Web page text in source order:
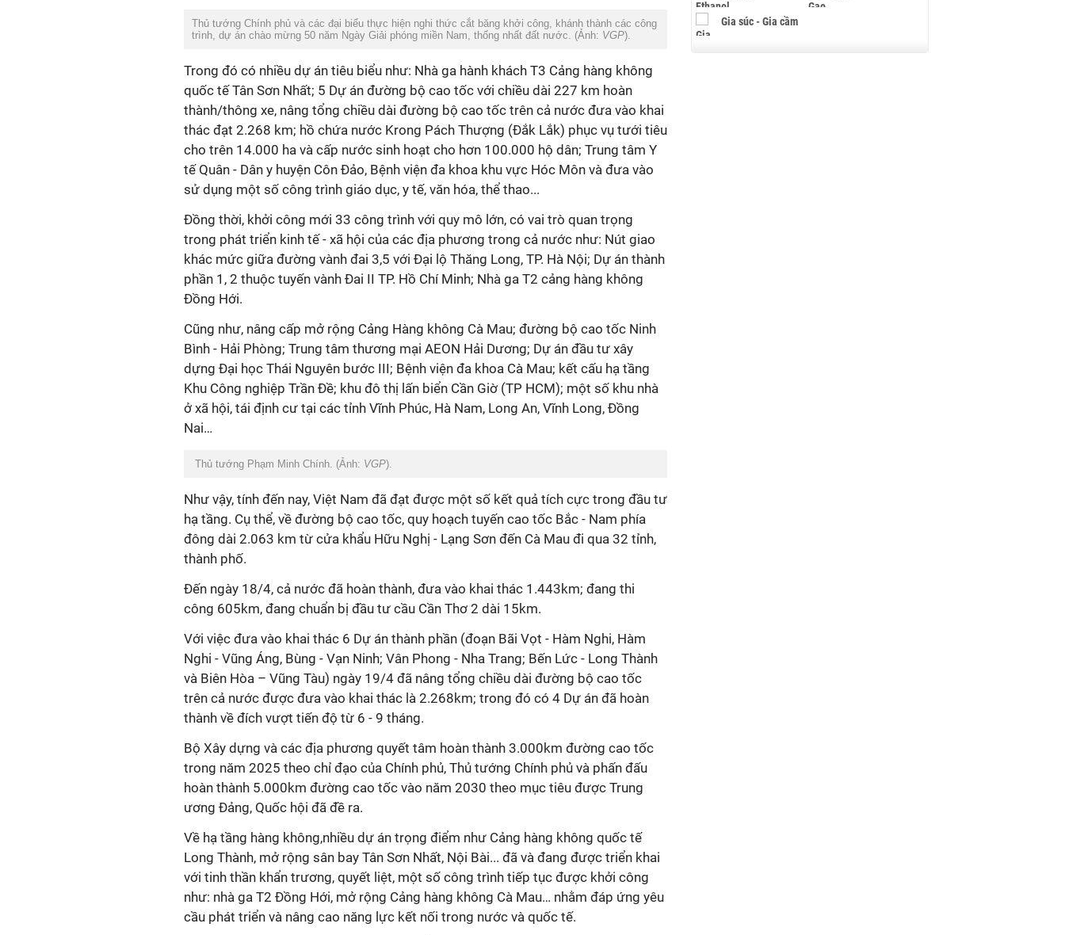
Thủ tướng Chính phủ và các đại biểu thực hiện nghi thức cắt băng khởi công, khánh thành các công
trình, dự án chào mừng 50 năm Ngày Giải phóng miền Nam, thống nhất đất nước. (Ảnh: VGP).
Trong đó có nhiều dự án tiêu biểu như: Nhà ga hành khách T3 Cảng hàng không
quốc tế Tân Sơn Nhất; 5 Dự án đường bộ cao tốc với chiều dài 227 km hoàn
thành/thông xe, nâng tổng chiều dài đường bộ cao tốc trên cả nước đưa vào khai
thác đạt 2.268 km; hồ chứa nước Krong Pách Thượng (Đắk Lắk) phục vụ tưới tiêu
cho trên 14.000 ha và cấp nước sinh hoạt cho hơn 100.000 hộ dân; Trung tâm Y
tế Quân - Dân y huyện Côn Đảo, Bệnh viện đa khoa khu vực Hóc Môn và đưa vào
sử dụng một số công trình giáo dục, y tế, văn hóa, thể thao...
Đồng thời, khởi công mới 33 công trình với quy mô lớn, có vai trò quan trọng
trong phát triển kinh tế - xã hội của các địa phương trong cả nước như: Nút giao
khác mức giữa đường vành đai 3,5 với Đại lộ Thăng Long, TP. Hà Nội; Dự án thành
phần 1, 2 thuộc tuyến vành Đai II TP. Hồ Chí Minh; Nhà ga T2 cảng hàng không
Đồng Hới.
Cũng như, nâng cấp mở rộng Cảng Hàng không Cà Mau; đường bộ cao tốc Ninh
Bình - Hải Phòng; Trung tâm thương mại AEON Hải Dương; Dự án đầu tư xây
dựng Đại học Thái Nguyên bước III; Bệnh viện đa khoa Cà Mau; kết cấu hạ tầng
Khu Công nghiệp Trần Đề; khu đô thị lấn biển Cần Giờ (TP HCM); một số khu nhà
ở xã hội, tái định cư tại các tỉnh Vĩnh Phúc, Hà Nam, Long An, Vĩnh Long, Đồng
Nai…
Thủ tướng Phạm Minh Chính. (Ảnh: VGP).
Như vậy, tính đến nay, Việt Nam đã đạt được một số kết quả tích cực trong đầu tư
hạ tầng. Cụ thể, về đường bộ cao tốc, quy hoạch tuyến cao tốc Bắc - Nam phía
đông dài 2.063 km từ cửa khẩu Hữu Nghị - Lạng Sơn đến Cà Mau đi qua 32 tỉnh,
thành phố.
Đến ngày 18/4, cả nước đã hoàn thành, đưa vào khai thác 1.443km; đang thi
công 605km, đang chuẩn bị đầu tư cầu Cần Thơ 2 dài 15km.
Với việc đưa vào khai thác 6 Dự án thành phần (đoạn Bãi Vọt - Hàm Nghi, Hàm
Nghi - Vũng Áng, Bùng - Vạn Ninh; Vân Phong - Nha Trang; Bến Lức - Long Thành
và Biên Hòa – Vũng Tàu) ngày 19/4 đã nâng tổng chiều dài đường bộ cao tốc
trên cả nước được đưa vào khai thác là 2.268km; trong đó có 4 Dự án đã hoàn
thành về đích vượt tiến độ từ 6 - 9 tháng.
Bộ Xây dựng và các địa phương quyết tâm hoàn thành 3.000km đường cao tốc
trong năm 2025 theo chỉ đạo của Chính phủ, Thủ tướng Chính phủ và phấn đấu
hoàn thành 5.000km đường cao tốc vào năm 2030 theo mục tiêu được Trung
ương Đảng, Quốc hội đã đề ra.
Về hạ tầng hàng không,nhiều dự án trọng điểm như Cảng hàng không quốc tế
Long Thành, mở rộng sân bay Tân Sơn Nhất, Nội Bài... đã và đang được triển khai
với tinh thần khẩn trương, quyết liệt, một số công trình tiếp tục được khởi công
như: nhà ga T2 Đồng Hới, mở rộng Cảng hàng không Cà Mau… nhằm đáp ứng yêu
cầu phát triển và nâng cao năng lực kết nối trong nước và quốc tế.
Gia súc - Gia cầm